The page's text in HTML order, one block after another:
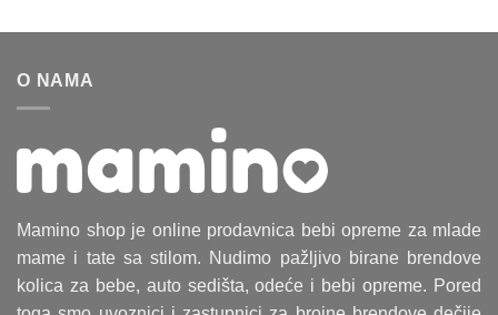
je
je:
O NAMA
Mamino shop je online prodavnica bebi opreme za mlade
mame i tate sa stilom. Nudimo pažljivo birane brendove
kolica za bebe, auto sedišta, odeće i bebi opreme. Pored